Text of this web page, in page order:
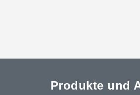
Produkte und